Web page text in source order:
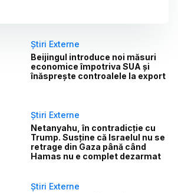
Știri Externe
Beijingul introduce noi măsuri
economice împotriva SUA și
înăsprește controalele la export
Știri Externe
Netanyahu, în contradicție cu
Trump. Susține că Israelul nu se
retrage din Gaza până când
Hamas nu e complet dezarmat
Știri Externe